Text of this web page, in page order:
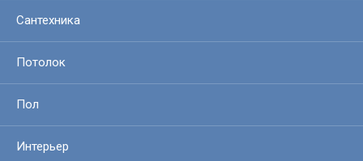
Сантехника
Потолок
Пол
Интерьер